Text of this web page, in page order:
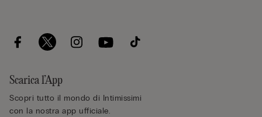
Scarica l’App
Scopri tutto il mondo di Intimissimi
con la nostra app ufficiale.